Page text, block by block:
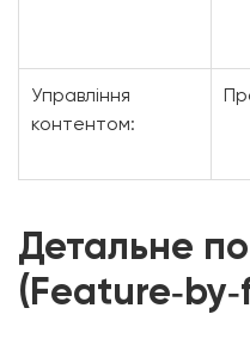
Управління
контентом:
Детальне